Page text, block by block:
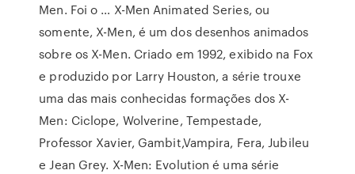
Men. Foi o … X-Men Animated Series, ou
somente, X-Men, é um dos desenhos animados
sobre os X-Men. Criado em 1992, exibido na Fox
e produzido por Larry Houston, a série trouxe
uma das mais conhecidas formações dos X-
Men: Ciclope, Wolverine, Tempestade,
Professor Xavier, Gambit,Vampira, Fera, Jubileu
e Jean Grey. X-Men: Evolution é uma série